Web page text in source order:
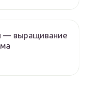
— выращивание